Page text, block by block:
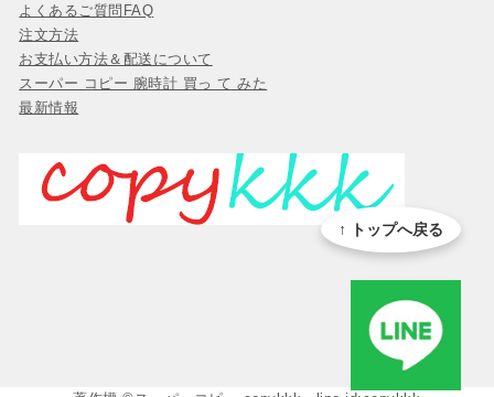
よくあるご質問FAQ
注文方法
お支払い方法＆配送について
スーパー コピー 腕時計 買っ て みた
最新情報
↑ トップへ戻る